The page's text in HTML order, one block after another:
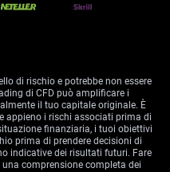
di rischio e potrebbe non essere
di CFD può amplificare i
il tuo capitale originale. È
appieno i rischi associati prima di
finanziaria, i tuoi obiettivi
prima di prendere decisioni di
indicative dei risultati futuri. Fare
comprensione completa dei